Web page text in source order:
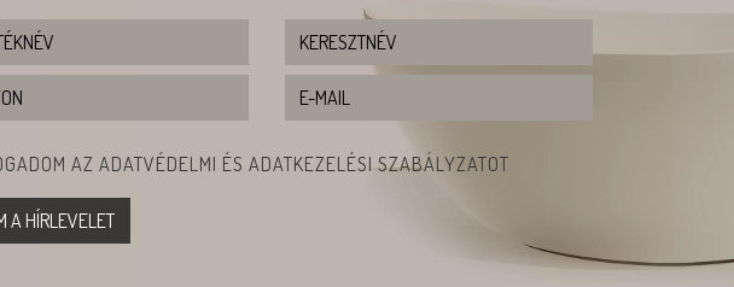
AZ ADATVÉDELMI ÉS ADATKEZELÉSI SZABÁLYZATOT